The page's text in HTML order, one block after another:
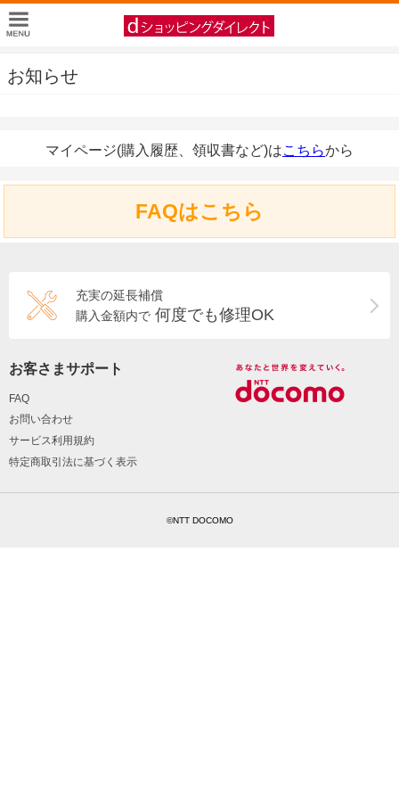
お知らせ
マイページ(購入履歴、領収書など)はこちらから
FAQはこちら
充実の延長補償
購入金額内で 何度でも修理OK
お客さまサポート
FAQ
お問い合わせ
サービス利用規約
特定商取引法に基づく表示
©NTT DOCOMO